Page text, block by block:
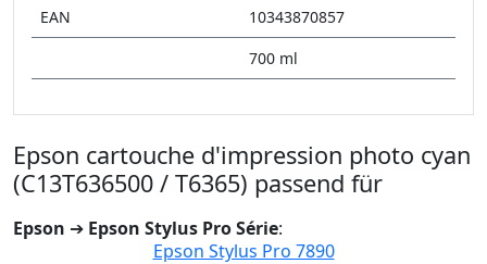
EAN
10343870857
700 ml
Epson cartouche d'impression photo cyan
(C13T636500 / T6365) passend für
Epson ➔ Epson Stylus Pro Série:
Epson Stylus Pro 7890